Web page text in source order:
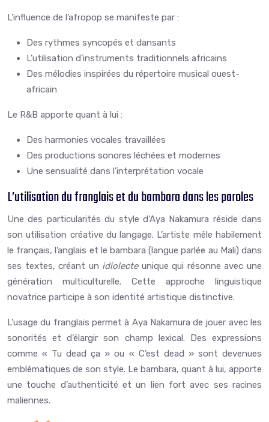
L’influence de l’afropop se manifeste par :
Des rythmes syncopés et dansants
L’utilisation d’instruments traditionnels africains
Des mélodies inspirées du répertoire musical ouest-
africain
Le R&B apporte quant à lui :
Des harmonies vocales travaillées
Des productions sonores léchées et modernes
Une sensualité dans l’interprétation vocale
L’utilisation du franglais et du bambara dans les paroles
Une des particularités du style d’Aya Nakamura réside dans
son utilisation créative du langage. L’artiste mêle habilement
le français, l’anglais et le bambara (langue parlée au Mali) dans
ses textes, créant un idiolecte unique qui résonne avec une
génération multiculturelle. Cette approche linguistique
novatrice participe à son identité artistique distinctive.
L’usage du franglais permet à Aya Nakamura de jouer avec les
sonorités et d’élargir son champ lexical. Des expressions
comme « Tu dead ça » ou « C’est dead » sont devenues
emblématiques de son style. Le bambara, quant à lui, apporte
une touche d’authenticité et un lien fort avec ses racines
maliennes.